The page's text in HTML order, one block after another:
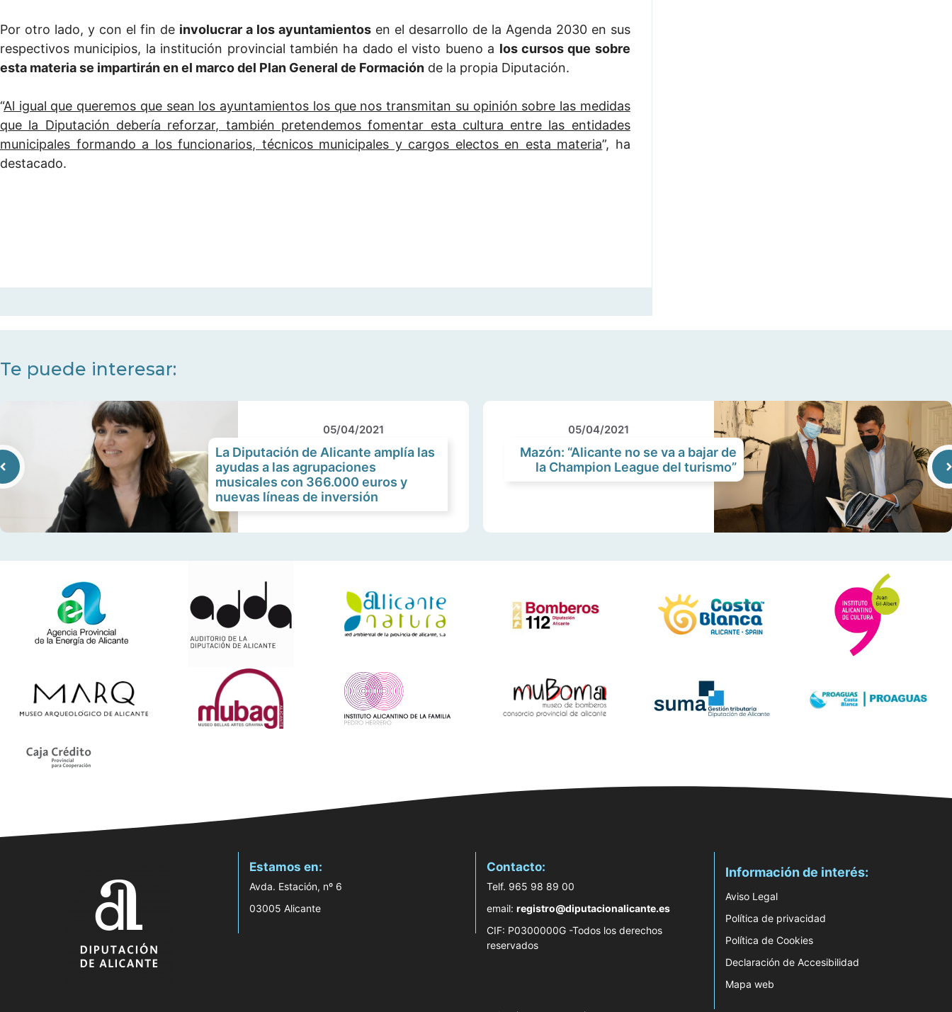
Por otro lado, y con el fin de involucrar a los ayuntamientosen el desarrollo de la Agenda 2030 en sus
respectivos municipios, la institución provincial también ha dado el visto bueno a los cursos que sobre
esta materia se impartirán en el marco del Plan General de Formación de la propia Diputación.
“Al igual que queremos que sean los ayuntamientos los que nos transmitan su opinión sobre las medidas
que la Diputación debería reforzar, también pretendemos fomentar esta cultura entre las entidades
municipales formando a los funcionarios, técnicos municipales y cargos electos en esta materia”, ha
destacado.
Te puede interesar:
05/04/2021
La Diputación de Alicante amplía las
ayudas a las agrupaciones
musicales con 366.000 euros y
nuevas líneas de inversión
05/04/2021
Mazón: “Alicante no se va a bajar de
la Champion League del turismo”
Estamos en:
Avda. Estación, nº 6
03005 Alicante
Contacto:
Telf. 965 98 89 00
email: registro@diputacionalicante.es
CIF: P0300000G -Todos los derechos
reservados
Información de interés:
Aviso Legal
Política de privacidad
Política de Cookies
Declaración de Accesibilidad
Mapa web